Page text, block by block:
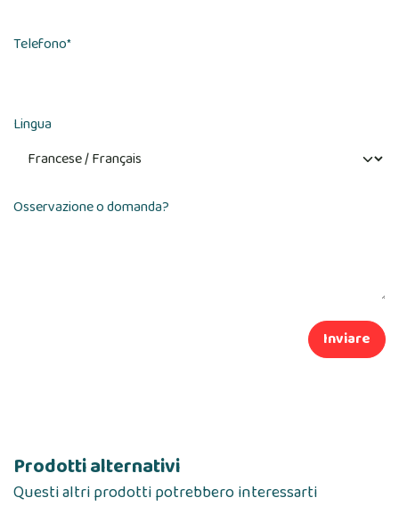
Telefono*
Lingua
Osservazione o domanda?
Inviare
Prodotti alternativi
Questi altri prodotti potrebbero interessarti